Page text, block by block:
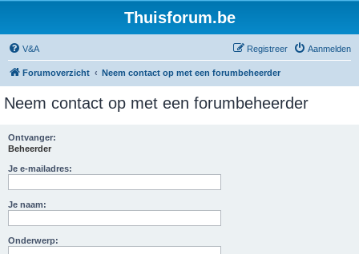
Thuisforum.be
V&A Aanmelden
Registreer
Forumoverzicht Neem contact op met een forumbeheerder
Neem contact op met een forumbeheerder
Ontvanger:
Beheerder
Je e-mailadres:
Je naam:
Onderwerp: